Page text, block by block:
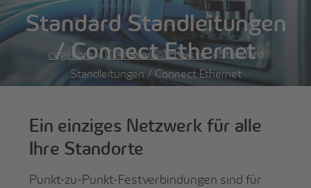
cegecom>Glasfaseranschlüsse>Standard
Standleitungen / Connect Ethernet
Standard Standleitungen
/ Connect Ethernet
Ein einziges Netzwerk für alle
Ihre Standorte
Punkt-zu-Punkt-Festverbindungen sind für